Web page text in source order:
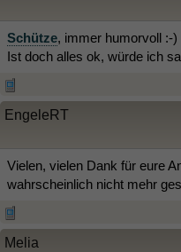
Schütze, immer humorvoll :-)
Ist doch alles ok, würde ich
EngeleRT
Vielen, vielen Dank für eure
wahrscheinlich nicht mehr
Melia